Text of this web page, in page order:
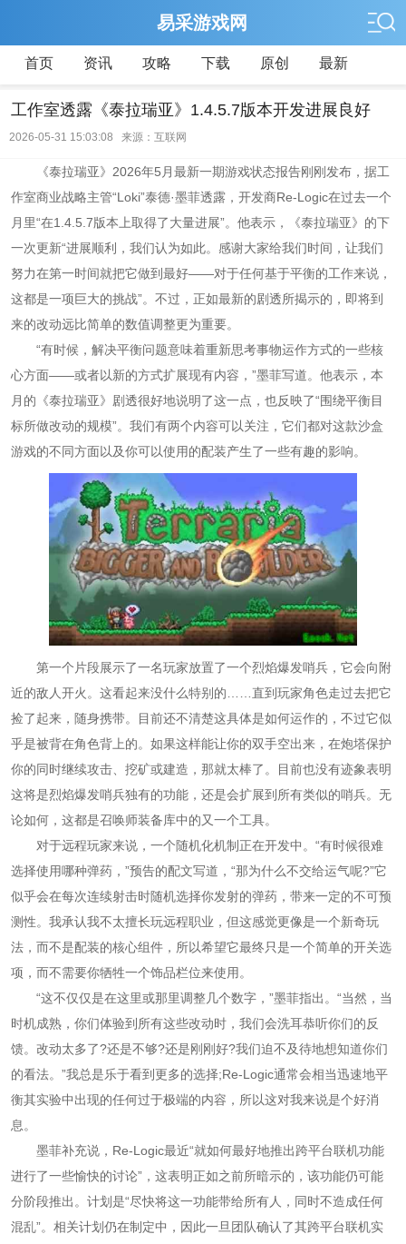
易采游戏网
首页 资讯 攻略 下载 原创 最新
工作室透露《泰拉瑞亚》1.4.5.7版本开发进展良好
2026-05-31 15:03:08 来源：互联网
《泰拉瑞亚》2026年5月最新一期游戏状态报告刚刚发布，据工
作室商业战略主管“Loki”泰德·墨菲透露，开发商Re-Logic在过去一个
月里“在1.4.5.7版本上取得了大量进展”。他表示，《泰拉瑞亚》的下
一次更新“进展顺利，我们认为如此。感谢大家给我们时间，让我们
努力在第一时间就把它做到最好——对于任何基于平衡的工作来说，
这都是一项巨大的挑战”。不过，正如最新的剧透所揭示的，即将到
来的改动远比简单的数值调整更为重要。
“有时候，解决平衡问题意味着重新思考事物运作方式的一些核
心方面——或者以新的方式扩展现有内容，”墨菲写道。他表示，本
月的《泰拉瑞亚》剧透很好地说明了这一点，也反映了“围绕平衡目
标所做改动的规模”。我们有两个内容可以关注，它们都对这款沙盒
游戏的不同方面以及你可以使用的配装产生了一些有趣的影响。
第一个片段展示了一名玩家放置了一个烈焰爆发哨兵，它会向附
近的敌人开火。这看起来没什么特别的……直到玩家角色走过去把它
捡了起来，随身携带。目前还不清楚这具体是如何运作的，不过它似
乎是被背在角色背上的。如果这样能让你的双手空出来，在炮塔保护
你的同时继续攻击、挖矿或建造，那就太棒了。目前也没有迹象表明
这将是烈焰爆发哨兵独有的功能，还是会扩展到所有类似的哨兵。无
论如何，这都是召唤师装备库中的又一个工具。
对于远程玩家来说，一个随机化机制正在开发中。“有时候很难
选择使用哪种弹药，”预告的配文写道，“那为什么不交给运气呢?”它
似乎会在每次连续射击时随机选择你发射的弹药，带来一定的不可预
测性。我承认我不太擅长玩远程职业，但这感觉更像是一个新奇玩
法，而不是配装的核心组件，所以希望它最终只是一个简单的开关选
项，而不需要你牺牲一个饰品栏位来使用。
“这不仅仅是在这里或那里调整几个数字，”墨菲指出。“当然，当
时机成熟，你们体验到所有这些改动时，我们会洗耳恭听你们的反
馈。改动太多了?还是不够?还是刚刚好?我们迫不及待地想知道你们
的看法。”我总是乐于看到更多的选择;Re-Logic通常会相当迅速地平
衡其实验中出现的任何过于极端的内容，所以这对我来说是个好消
息。
墨菲补充说，Re-Logic最近“就如何最好地推出跨平台联机功能
进行了一些愉快的讨论”，这表明正如之前所暗示的，该功能仍可能
分阶段推出。计划是“尽快将这一功能带给所有人，同时不造成任何
混乱”。相关计划仍在制定中，因此一旦团队确认了其跨平台联机实